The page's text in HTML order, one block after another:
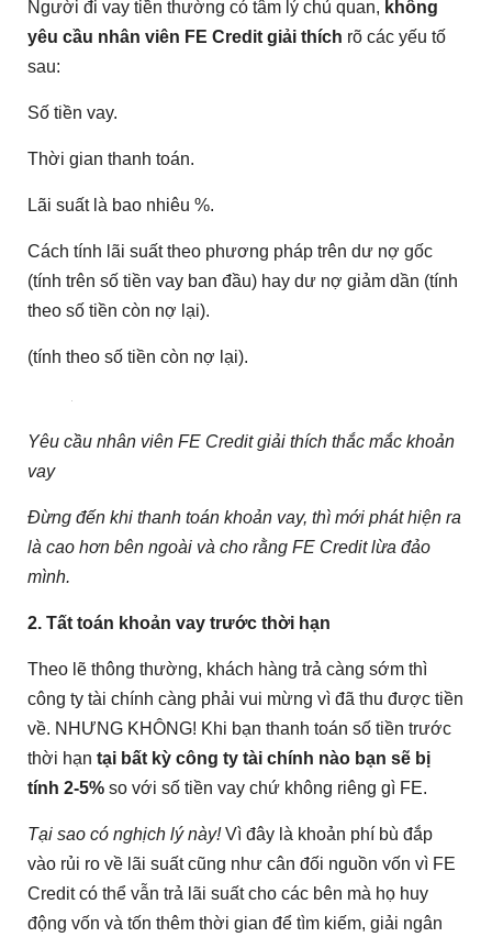
Người đi vay tiền thường có tâm lý chủ quan, không
yêu cầu nhân viên FE Credit giải thích rõ các yếu tố
sau:
Số tiền vay.
Thời gian thanh toán.
Lãi suất là bao nhiêu %.
Cách tính lãi suất theo phương pháp trên dư nợ gốc
(tính trên số tiền vay ban đầu) hay dư nợ giảm dần (tính
theo số tiền còn nợ lại).
(tính theo số tiền còn nợ lại).
Yêu cầu nhân viên FE Credit giải thích thắc mắc khoản
vay
Đừng đến khi thanh toán khoản vay, thì mới phát hiện ra
là cao hơn bên ngoài và cho rằng FE Credit lừa đảo
mình.
2. Tất toán khoản vay trước thời hạn
Theo lẽ thông thường, khách hàng trả càng sớm thì
công ty tài chính càng phải vui mừng vì đã thu được tiền
về. NHƯNG KHÔNG! Khi bạn thanh toán số tiền trước
thời hạn tại bất kỳ công ty tài chính nào bạn sẽ bị
tính 2-5% so với số tiền vay chứ không riêng gì FE.
Tại sao có nghịch lý này!Vì đây là khoản phí bù đắp
vào rủi ro về lãi suất cũng như cân đối nguồn vốn vì FE
Credit có thể vẫn trả lãi suất cho các bên mà họ huy
động vốn và tốn thêm thời gian để tìm kiếm, giải ngân